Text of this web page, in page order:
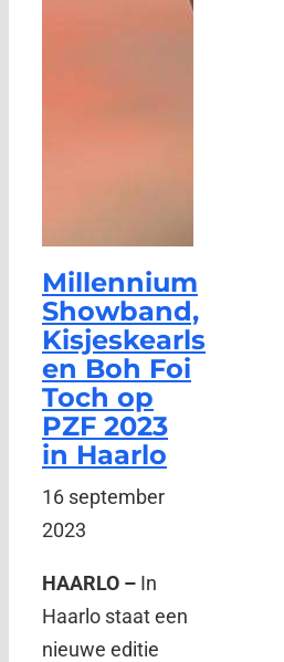
Millennium
Showband,
Kisjeskearls
en Boh Foi
Toch op
PZF 2023
in Haarlo
16 september
2023
HAARLO – In
Haarlo staat een
nieuwe editie